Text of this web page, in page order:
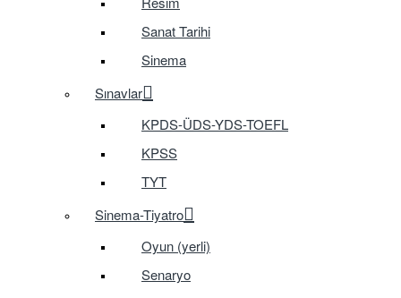
Sanat Tarihi
Sinema
Sınavlar
KPDS-ÜDS-YDS-TOEFL
KPSS
TYT
Sinema-Tiyatro
Oyun (yerli)
Senaryo